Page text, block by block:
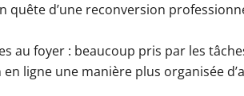
quête d’une reconversion
au foyer : beaucoup pris par les
ligne une manière plus organisée